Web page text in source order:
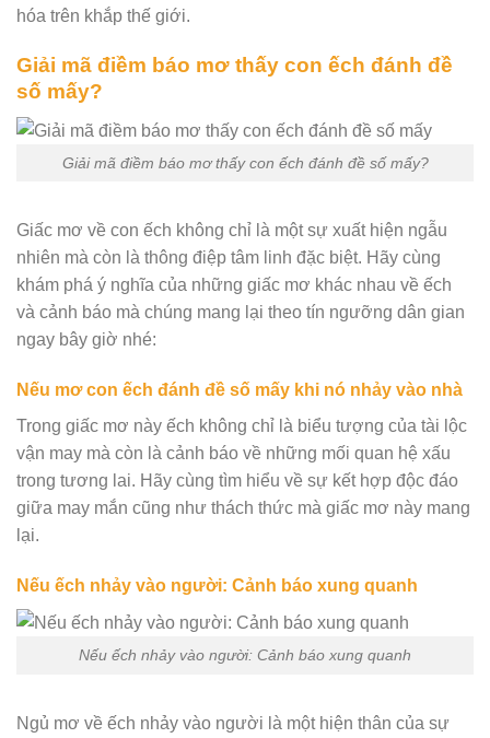
hóa trên khắp thế giới.
Giải mã điềm báo mơ thấy con ếch đánh đề
số mấy?
Giải mã điềm báo mơ thấy con ếch đánh đề số mấy?
Giấc mơ về con ếch không chỉ là một sự xuất hiện ngẫu
nhiên mà còn là thông điệp tâm linh đặc biệt. Hãy cùng
khám phá ý nghĩa của những giấc mơ khác nhau về ếch
và cảnh báo mà chúng mang lại theo tín ngưỡng dân gian
ngay bây giờ nhé:
Nếu mơ con ếch đánh đề số mấy khi nó nhảy vào nhà
Trong giấc mơ này ếch không chỉ là biểu tượng của tài lộc
vận may mà còn là cảnh báo về những mối quan hệ xấu
trong tương lai. Hãy cùng tìm hiểu về sự kết hợp độc đáo
giữa may mắn cũng như thách thức mà giấc mơ này mang
lại.
Nếu ếch nhảy vào người: Cảnh báo xung quanh
Nếu ếch nhảy vào người: Cảnh báo xung quanh
Ngủ mơ về ếch nhảy vào người là một hiện thân của sự